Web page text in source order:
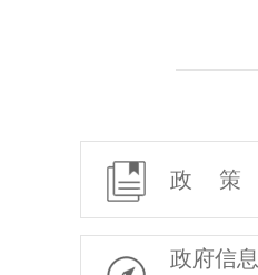
政 策
政府信息